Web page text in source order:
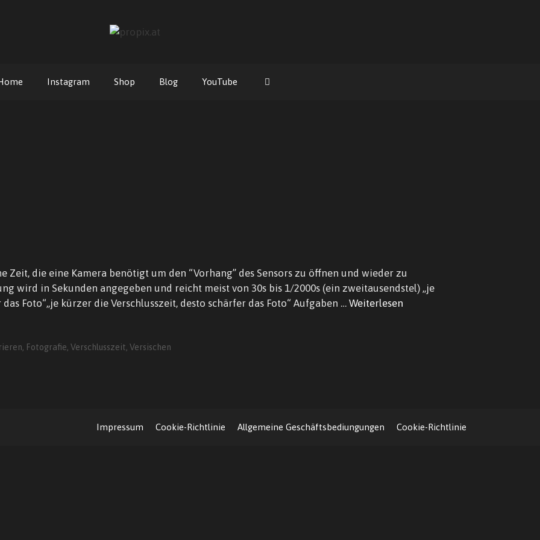
Instagram Shop Blog YouTube
Zeit, die eine Kamera benötigt um den “Vorhang” des Sensors zu öffnen und wieder zu
wird in Sekunden angegeben und reicht meist von 30s bis 1/2000s (ein zweitausendstel) „je
Foto“„je kürzer die Verschlusszeit, desto schärfer das Foto“ Aufgaben … Weiterlesen
, Fotografie, Verschlusszeit, Versischen
Impressum Cookie-Richtlinie Allgemeine Geschäftsbediungungen Cookie-Richtlinie